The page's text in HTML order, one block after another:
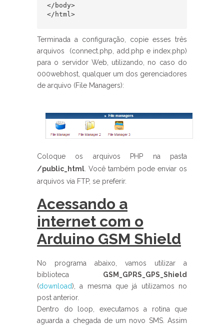
</body>
</html>
Terminada a configuração, copie esses três
arquivos (connect.php, add.php e index.php)
para o servidor Web, utilizando, no caso do
000webhost, qualquer um dos gerenciadores
de arquivo (File Managers):
Coloque os arquivos PHP na pasta
/public_html . Você também pode enviar os
arquivos via FTP, se preferir.
Acessando a
internet com o
Arduino GSM Shield
No programa abaixo, vamos utilizar a
biblioteca GSM_GPRS_GPS_Shield
(download), a mesma que já utilizamos no
post anterior.
Dentro do loop, executamos a rotina que
aguarda a chegada de um novo SMS. Assim